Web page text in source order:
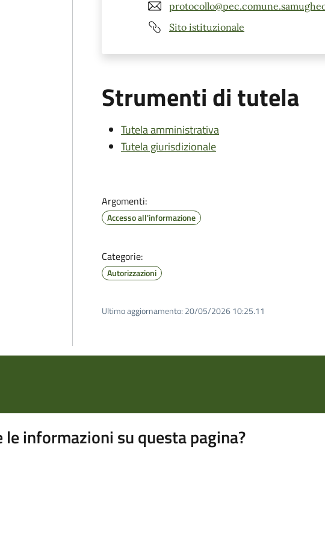
Sito istituzionale
Strumenti di tutela
Tutela amministrativa
Tutela giurisdizionale
Argomenti:
Accesso all'informazione
Categorie:
Autorizzazioni
Ultimo aggiornamento: 20/05/2026 10:25.11
le informazioni su questa pagina?